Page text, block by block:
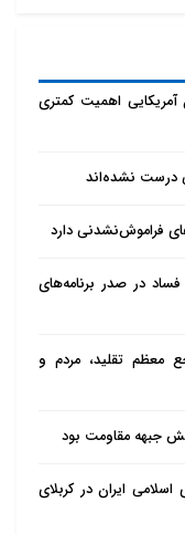
مثل شراب
و عیاش بودن آن
خصوصا از
اصیل دیده شود،
معرفی می
و حفظ موسیقی
نمی شود. مخترع
آمریکایی اهمیت کمتری
درست نشده‌اند
فراموش‌نشدنی دارد
در صدر برنامه‌های
معظم تقلید، مردم و
جبهه مقاومت بود
ایران در کربلای